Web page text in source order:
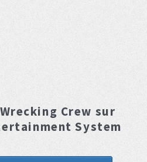
Wrecking Crew sur
System